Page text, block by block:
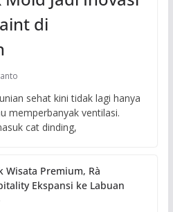
di
sehat kini tidak lagi hanya
memperbanyak ventilasi.
cat dinding,
Wisata Premium, Rà
Ekspansi ke Labuan